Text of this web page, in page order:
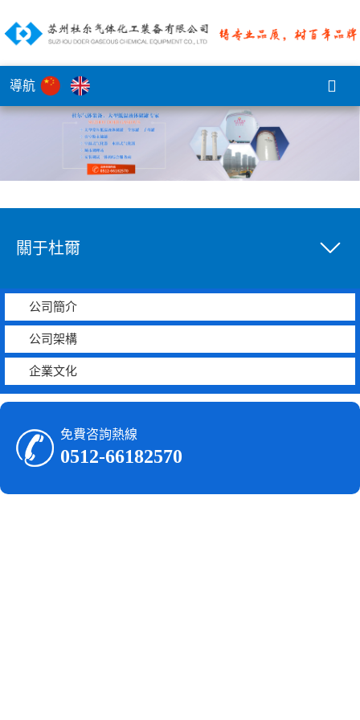
導航
關于杜爾
公司簡介
公司架構
企業文化
免費咨詢熱線
0512-66182570